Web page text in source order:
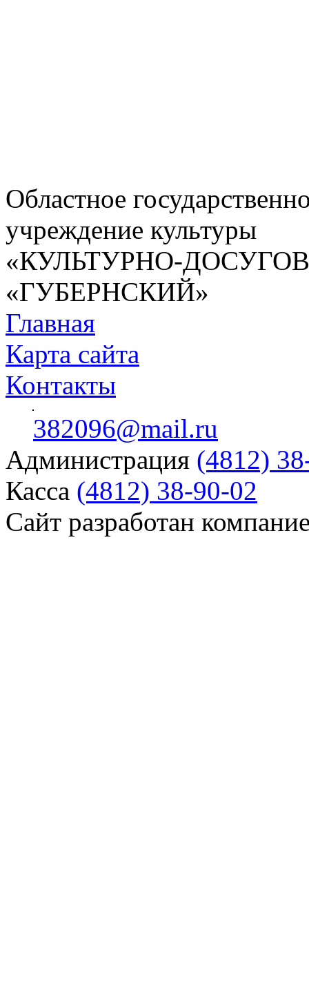
Областное
учреждение культуры
«КУЛЬТУРНО-
«ГУБЕРНСКИЙ»
Главная
Карта сайта
Контакты
382096@mail.ru
Администрация (4812)
Касса (4812) 38-90-02
Сайт разработан